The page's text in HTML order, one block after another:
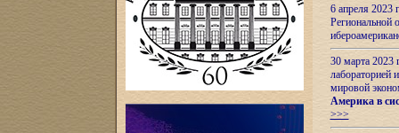
6 апреля
Региональной
30 марта 2023
лабораторией
мировой
Америка в
>>>